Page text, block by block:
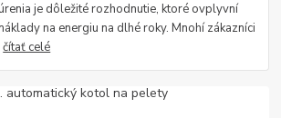
je dôležité rozhodnutie, ktoré ovplyvní
na energiu na dlhé roky. Mnohí zákazníci
čítať celé